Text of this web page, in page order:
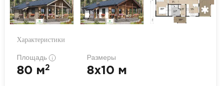
Характеристики
Площадь i
80 м2
Размеры
8x10 м